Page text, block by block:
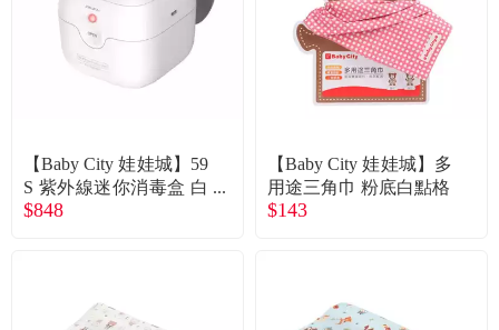
【Baby City 娃娃城】59
S 紫外線迷你消毒盒 白
色
$848
【Baby City 娃娃城】多
用途三角巾 粉底白點格
$143